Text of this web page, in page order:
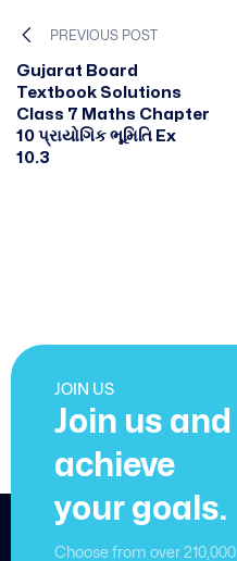
PREVIOUS POST
Gujarat Board
Textbook Solutions
Class 7 Maths Chapter
10 પ્રાયોગિક ભૂમિતિ Ex
10.3
JOIN US
Join us and
achieve
your goals.
Choose from over 210,000